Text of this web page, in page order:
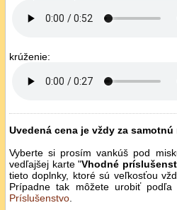
krúženie:
Uvedená cena je vždy za samotnú
Vyberte si prosím vankúš pod
vedľajšej karte "Vhodné
tieto doplnky, ktoré sú veľkosťou
Prípadne tak môžete urobiť
Príslušenstvo